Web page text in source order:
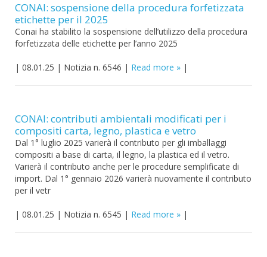
CONAI: sospensione della procedura forfetizzata
etichette per il 2025
Conai ha stabilito la sospensione dell’utilizzo della procedura
forfetizzata delle etichette per l’anno 2025
| 08.01.25 | Notizia n. 6546 | Read more |
CONAI: contributi ambientali modificati per i
compositi carta, legno, plastica e vetro
Dal 1° luglio 2025 varierà il contributo per gli imballaggi
compositi a base di carta, il legno, la plastica ed il vetro.
Varierà il contributo anche per le procedure semplificate di
import. Dal 1° gennaio 2026 varierà nuovamente il contributo
per il vetr
| 08.01.25 | Notizia n. 6545 | Read more |